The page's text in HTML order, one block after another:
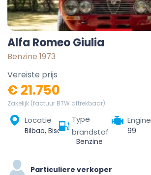
Alfa Romeo Giulia
Benzine 1973
Vereiste prijs
€ 21.750
Zakelijk (factuur BTW aftrekbaar)
Locatie
Bilbao, Biscay, Autonomous Community of the Basque Country, Spain
Type
brandstof
Benzine
Engine
99
Particuliere verkoper